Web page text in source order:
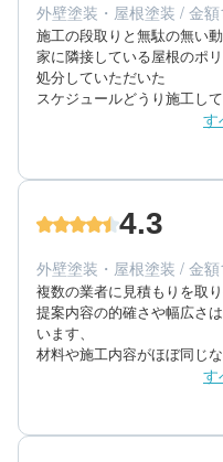
築年数：30年
外壁塗装・屋根塗装 / 金
施工の段取りと無駄の無い
家に隣接している屋根のポ
処分していただいた
スケジュールどうり施工して
時間の無駄が無く短期間で
希望どうりの施工で大変満
す
満足度 4
60代/男性/一戸建て
築年数：30年
4.3
外壁塗装・屋根塗装 / 金
複数の業者に見積もりを取
提案内容の的確さや幅広さ
います、
材料や施工内容がほぼ同じ
後追加でポリカーボネート
マナーや態度は良く説明も
す
担当者 4